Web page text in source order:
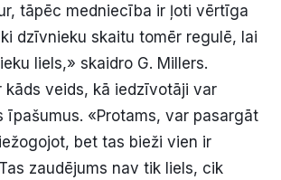
tāpēc medniecība ir ļoti vērtīga
dzīvnieku skaitu tomēr regulē, lai
liels,» skaidro G. Millers.
kāds veids, kā iedzīvotāji var
īpašumus. «Protams, var pasargāt
bet tas bieži vien ir
zaudējums nav tik liels, cik